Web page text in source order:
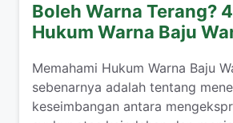
Boleh Warna Terang?
Hukum Warna Baju
​Memahami Hukum Warna Baju
sebenarnya adalah tentang
keseimbangan antara